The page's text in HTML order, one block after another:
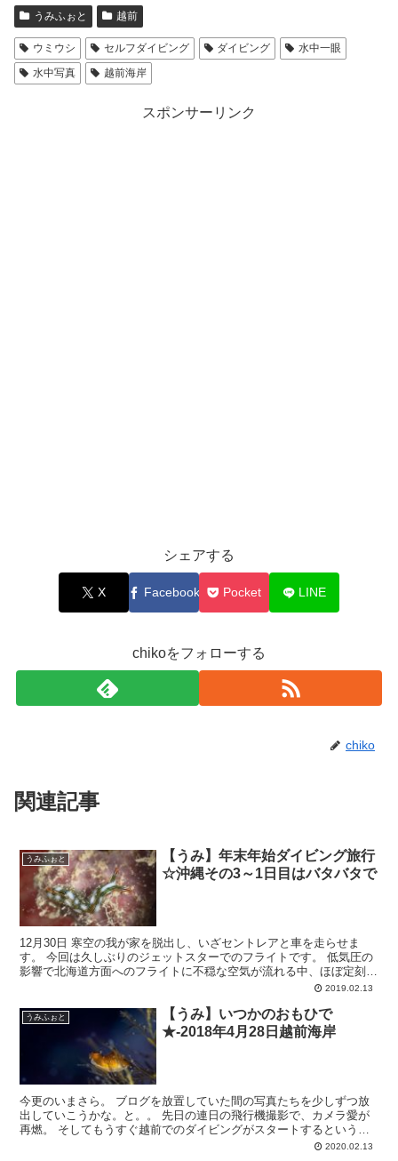
うみふぉと 越前
ウミウシ セルフダイビング ダイビング
水中一眼
水中写真
越前海岸
スポンサーリンク
シェアする
X Facebook Pocket LINE
chikoをフォローする
chiko
関連記事
うみふぉと
【うみ】年末年始ダイビング旅行
☆沖縄その3～1日目はバタバタで
12月30日 寒空の我が家を脱出し、いざセントレアと車を走らせま
す。 今回は久しぶりのジェットスターでのフライトです。 低気圧の
影響で北海道方面へのフライトに不穏な空気が流れる中、ほぼ定刻通
2019.02.13
うみふぉと
【うみ】いつかのおもひで
★-2018年4月28日越前海岸
今更のいまさら。 ブログを放置していた間の写真たちを少しずつ放
出していこうかな。と。。 先日の連日の飛行機撮影で、カメラ愛が
再燃。 そしてもうすぐ越前でのダイビングがスタートするというこ
2020.02.13